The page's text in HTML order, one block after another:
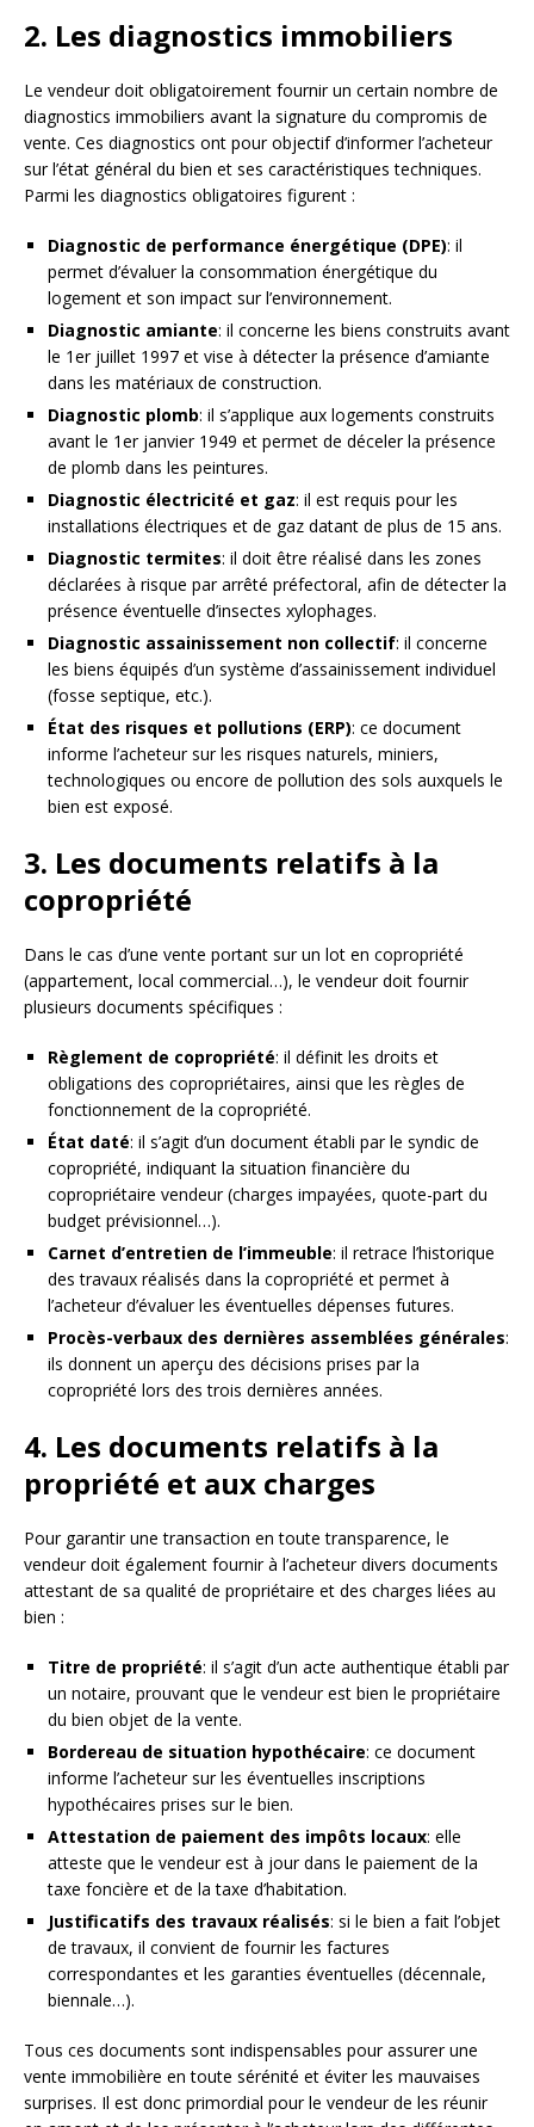
2. Les diagnostics immobiliers
Le vendeur doit obligatoirement fournir un certain nombre de
diagnostics immobiliers avant la signature du compromis de
vente. Ces diagnostics ont pour objectif d’informer l’acheteur
sur l’état général du bien et ses caractéristiques techniques.
Parmi les diagnostics obligatoires figurent :
Diagnostic de performance énergétique (DPE): il
permet d’évaluer la consommation énergétique du
logement et son impact sur l’environnement.
Diagnostic amiante: il concerne les biens construits avant
le 1er juillet 1997 et vise à détecter la présence d’amiante
dans les matériaux de construction.
Diagnostic plomb: il s’applique aux logements construits
avant le 1er janvier 1949 et permet de déceler la présence
de plomb dans les peintures.
Diagnostic électricité et gaz: il est requis pour les
installations électriques et de gaz datant de plus de 15 ans.
Diagnostic termites: il doit être réalisé dans les zones
déclarées à risque par arrêté préfectoral, afin de détecter la
présence éventuelle d’insectes xylophages.
Diagnostic assainissement non collectif: il concerne
les biens équipés d’un système d’assainissement individuel
(fosse septique, etc.).
État des risques et pollutions (ERP): ce document
informe l’acheteur sur les risques naturels, miniers,
technologiques ou encore de pollution des sols auxquels le
bien est exposé.
3. Les documents relatifs à la
copropriété
Dans le cas d’une vente portant sur un lot en copropriété
(appartement, local commercial…), le vendeur doit fournir
plusieurs documents spécifiques :
Règlement de copropriété: il définit les droits et
obligations des copropriétaires, ainsi que les règles de
fonctionnement de la copropriété.
État daté: il s’agit d’un document établi par le syndic de
copropriété, indiquant la situation financière du
copropriétaire vendeur (charges impayées, quote-part du
budget prévisionnel…).
Carnet d’entretien de l’immeuble: il retrace l’historique
des travaux réalisés dans la copropriété et permet à
l’acheteur d’évaluer les éventuelles dépenses futures.
Procès-verbaux des dernières assemblées générales:
ils donnent un aperçu des décisions prises par la
copropriété lors des trois dernières années.
4. Les documents relatifs à la
propriété et aux charges
Pour garantir une transaction en toute transparence, le
vendeur doit également fournir à l’acheteur divers documents
attestant de sa qualité de propriétaire et des charges liées au
bien :
Titre de propriété: il s’agit d’un acte authentique établi par
un notaire, prouvant que le vendeur est bien le propriétaire
du bien objet de la vente.
Bordereau de situation hypothécaire: ce document
informe l’acheteur sur les éventuelles inscriptions
hypothécaires prises sur le bien.
Attestation de paiement des impôts locaux: elle
atteste que le vendeur est à jour dans le paiement de la
taxe foncière et de la taxe d’habitation.
Justificatifs des travaux réalisés: si le bien a fait l’objet
de travaux, il convient de fournir les factures
correspondantes et les garanties éventuelles (décennale,
biennale…).
Tous ces documents sont indispensables pour assurer une
vente immobilière en toute sérénité et éviter les mauvaises
surprises. Il est donc primordial pour le vendeur de les réunir